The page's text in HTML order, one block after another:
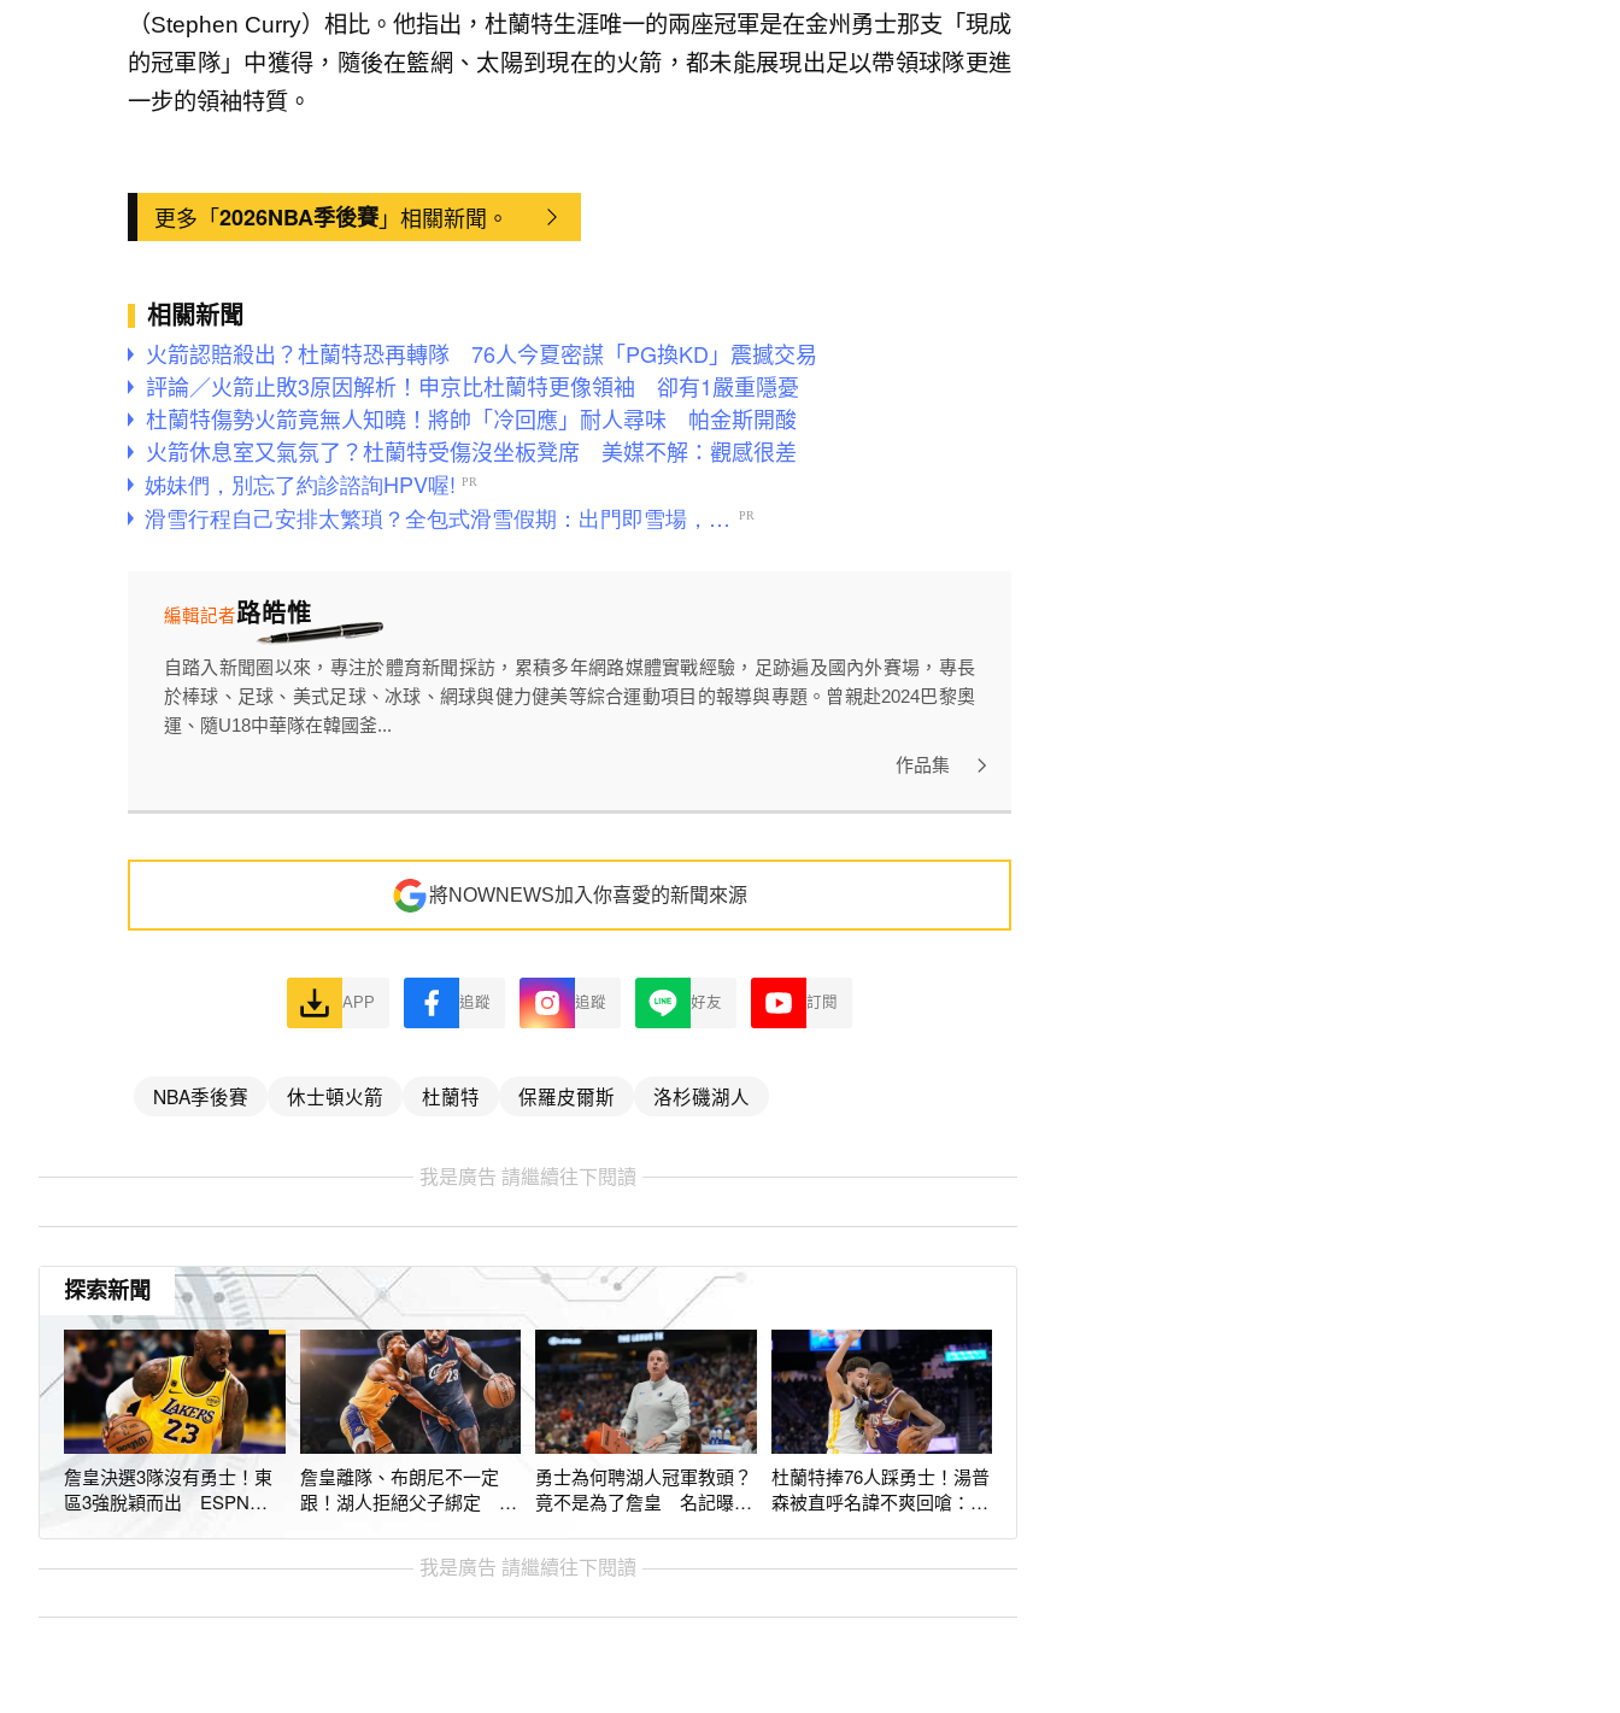
（Stephen Curry）相比。他指出，杜蘭特生涯唯一的兩座冠軍是在金州勇士那支「現成
的冠軍隊」中獲得，隨後在籃網、太陽到現在的火箭，都未能展現出足以帶領球隊更進
一步的領袖特質。
更多「2026NBA季後賽」相關新聞。
相關新聞
火箭認賠殺出？杜蘭特恐再轉隊 76人今夏密謀「PG換KD」震撼交易
評論／火箭止敗3原因解析！申京比杜蘭特更像領袖 卻有1嚴重隱憂
杜蘭特傷勢火箭竟無人知曉！將帥「冷回應」耐人尋味 帕金斯開酸
火箭休息室又氣氛了？杜蘭特受傷沒坐板凳席 美媒不解：觀感很差
路皓惟
編輯記者
自踏入新聞圈以來，專注於體育新聞採訪，累積多年網路媒體實戰經驗，足跡遍及國內外賽場，專長
於棒球、足球、美式足球、冰球、網球與健力健美等綜合運動項目的報導與專題。曾親赴2024巴黎奧
運、隨U18中華隊在韓國釜...
作品集
將NOWNEWS加入你喜愛的新聞來源
APP 追蹤 追蹤 好友 訂閱
NBA季後賽 休士頓火箭 杜蘭特 保羅皮爾斯 洛杉磯湖人
我是廣告 請繼續往下閱讀
探索新聞
詹皇決選3隊沒有勇士！東
區3強脫穎而出 ESPN：
詹皇離隊、布朗尼不一定
跟！湖人拒絕父子綁定 想
勇士為何聘湖人冠軍教頭？
竟不是為了詹皇 名記曝內
杜蘭特捧76人踩勇士！湯普
森被直呼名諱不爽回嗆：老
我是廣告 請繼續往下閱讀